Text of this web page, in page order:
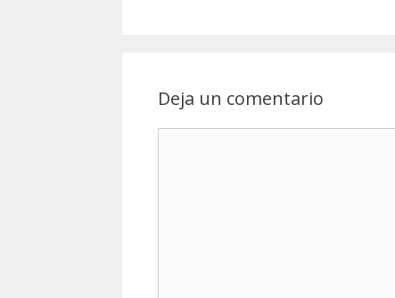
Deja un comentario